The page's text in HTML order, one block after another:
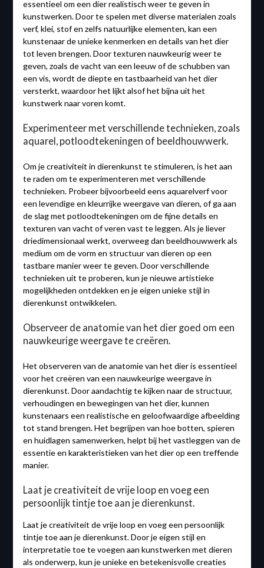
essentieel om een dier realistisch weer te geven in
kunstwerken. Door te spelen met diverse materialen zoals
verf, klei, stof en zelfs natuurlijke elementen, kan een
kunstenaar de unieke kenmerken en details van het dier
tot leven brengen. Door texturen nauwkeurig weer te
geven, zoals de vacht van een leeuw of de schubben van
een vis, wordt de diepte en tastbaarheid van het dier
versterkt, waardoor het lijkt alsof het bijna uit het
kunstwerk naar voren komt.
Experimenteer met verschillende technieken, zoals
aquarel, potloodtekeningen of beeldhouwwerk.
Om je creativiteit in dierenkunst te stimuleren, is het aan
te raden om te experimenteren met verschillende
technieken. Probeer bijvoorbeeld eens aquarelverf voor
een levendige en kleurrijke weergave van dieren, of ga aan
de slag met potloodtekeningen om de fijne details en
texturen van vacht of veren vast te leggen. Als je liever
driedimensionaal werkt, overweeg dan beeldhouwwerk als
medium om de vorm en structuur van dieren op een
tastbare manier weer te geven. Door verschillende
technieken uit te proberen, kun je nieuwe artistieke
mogelijkheden ontdekken en je eigen unieke stijl in
dierenkunst ontwikkelen.
Observeer de anatomie van het dier goed om een
nauwkeurige weergave te creëren.
Het observeren van de anatomie van het dier is essentieel
voor het creëren van een nauwkeurige weergave in
dierenkunst. Door aandachtig te kijken naar de structuur,
verhoudingen en bewegingen van het dier, kunnen
kunstenaars een realistische en geloofwaardige afbeelding
tot stand brengen. Het begrijpen van hoe botten, spieren
en huidlagen samenwerken, helpt bij het vastleggen van de
essentie en karakteristieken van het dier op een treffende
manier.
Laat je creativiteit de vrije loop en voeg een
persoonlijk tintje toe aan je dierenkunst.
Laat je creativiteit de vrije loop en voeg een persoonlijk
tintje toe aan je dierenkunst. Door je eigen stijl en
interpretatie toe te voegen aan kunstwerken met dieren
als onderwerp, kun je unieke en betekenisvolle creaties